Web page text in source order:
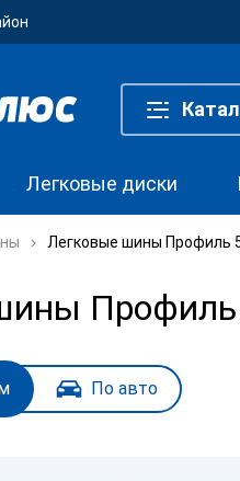
Легковые диски
Легковые шины Профиль
Профиль
По авто